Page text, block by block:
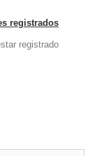
registrados
registrado